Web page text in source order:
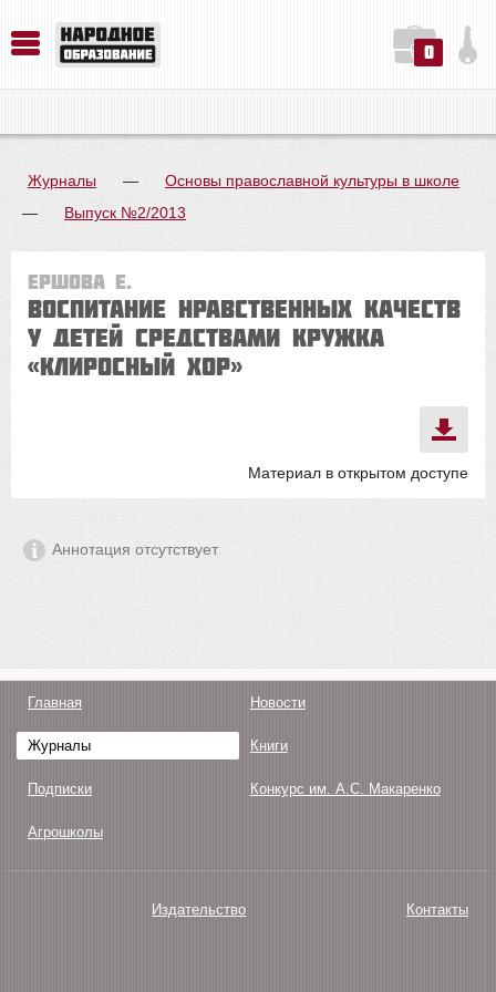
0
Журналы —
Основы православной культуры в школе
—
Выпуск №2/2013
Ершова Е.
Воспитание нравственных качеств
у детей средствами кружка
«Клиросный хор»
Материал в открытом доступе
Аннотация отсутствует
Главная Новости
Журналы Книги
Подписки Конкурс им. А.С. Макаренко
Агрошколы
Издательство Контакты